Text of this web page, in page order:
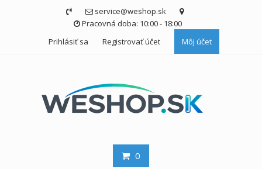
service@weshop.sk
Pracovná doba: 10:00 - 18:00
Prihlásiť sa
Registrovať účet Môj účet
0